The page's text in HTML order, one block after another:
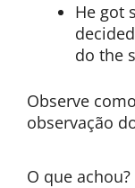
He got
do the
Observe
observação
O que